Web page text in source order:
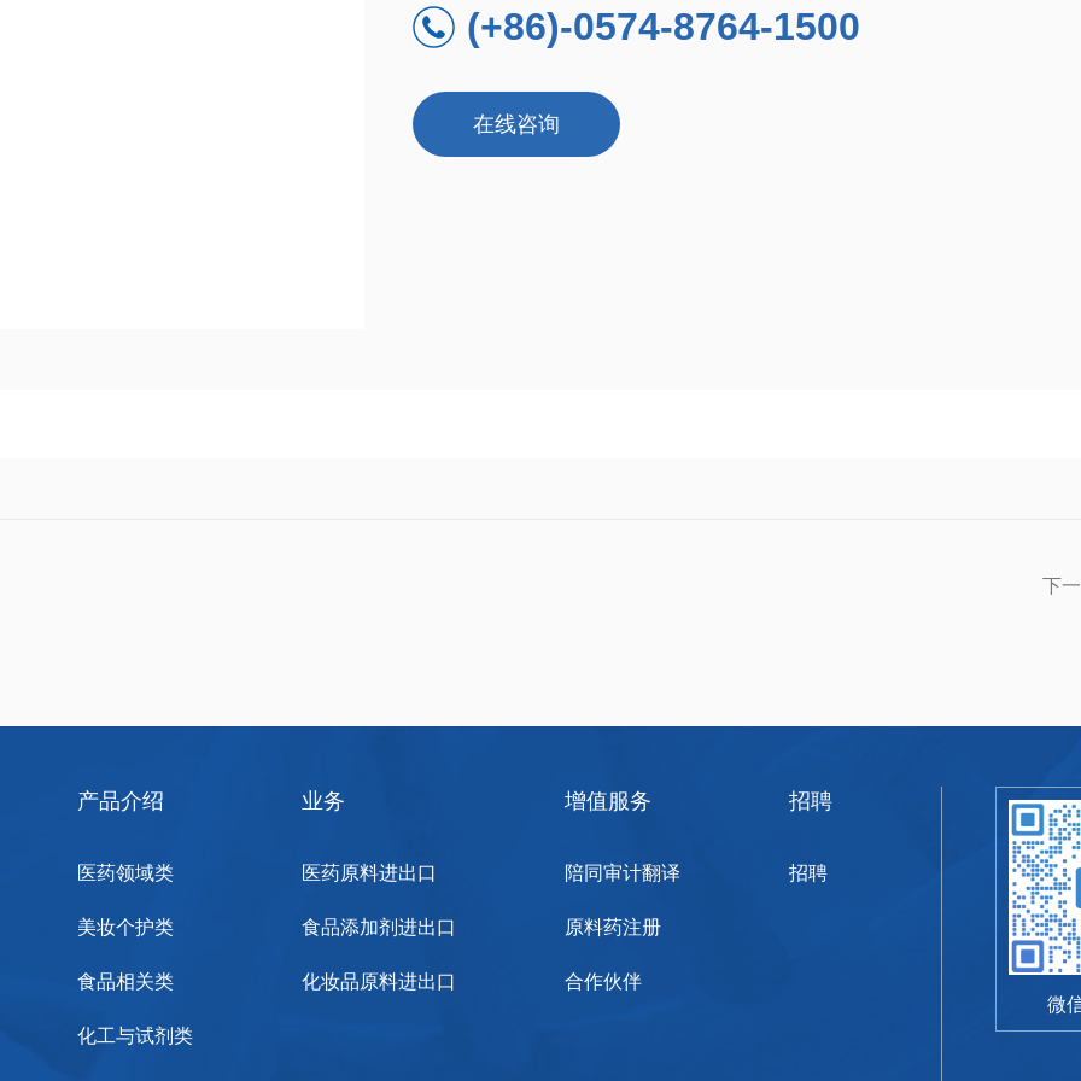
(+86)-0574-8764-1500
在线咨询
下
产品介绍
医药领域类
美妆个护类
食品相关类
化工与试剂类
业务
医药原料进出口
食品添加剂进出口
化妆品原料进出口
增值服务
陪同审计翻译
原料药注册
合作伙伴
招聘
招聘
微